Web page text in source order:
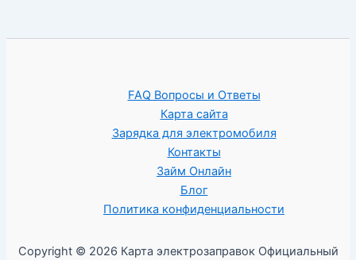
FAQ Вопросы и Ответы
Карта сайта
Зарядка для электромобиля
Контакты
Займ Онлайн
Блог
Политика конфиденциальности
Copyright © 2026 Карта электрозаправок Официальный